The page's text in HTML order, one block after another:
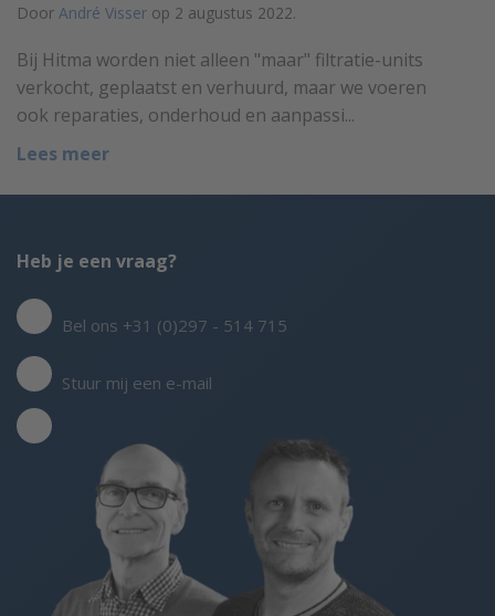
Door André Visser op 2 augustus 2022.
Bij Hitma worden niet alleen "maar" filtratie-units
verkocht, geplaatst en verhuurd, maar we voeren
ook reparaties, onderhoud en aanpassi...
Lees meer
Heb je een vraag?
Bel ons +31 (0)297 - 514 715
Stuur mij een e-mail